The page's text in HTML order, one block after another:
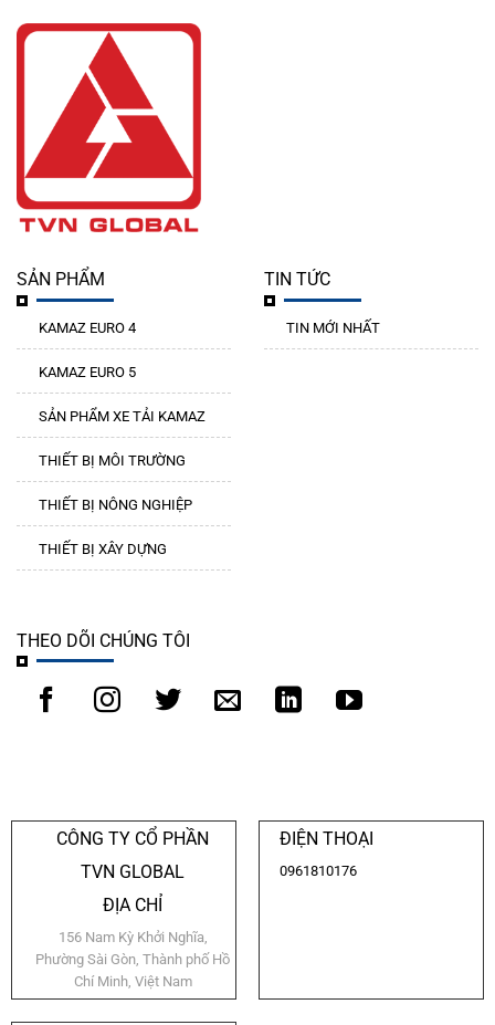
SẢN PHẨM
KAMAZ EURO 4
KAMAZ EURO 5
SẢN PHẨM XE TẢI KAMAZ
THIẾT BỊ MÔI TRƯỜNG
THIẾT BỊ NÔNG NGHIỆP
THIẾT BỊ XÂY DỰNG
TIN TỨC
TIN MỚI NHẤT
THEO DÕI CHÚNG TÔI
CÔNG TY CỔ PHẦN
TVN GLOBAL
ĐỊA CHỈ
156 Nam Kỳ Khởi Nghĩa,
Phường Sài Gòn, Thành phố Hồ
Chí Minh, Việt Nam
ĐIỆN THOẠI
0961810176